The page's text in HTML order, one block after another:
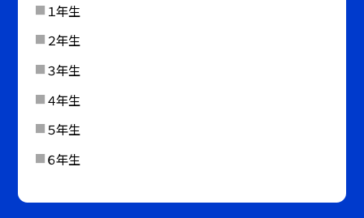
１年生
２年生
３年生
４年生
５年生
６年生